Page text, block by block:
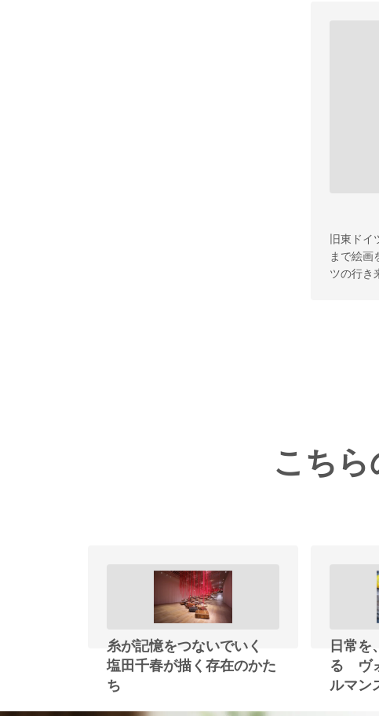
旧東ドイ
まで絵画
ツの行き
こち
糸が記憶をつないでいく
塩田千春が描く存在のかた
ち
日常を
る ヴ
ルマン